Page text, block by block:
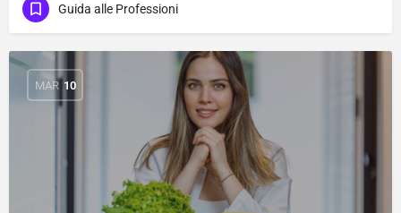
Guida alle Professioni
MAR 10